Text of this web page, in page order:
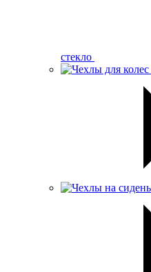
стекло